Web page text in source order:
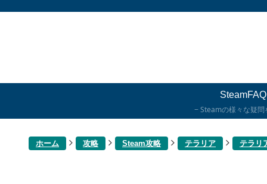
SteamFAQ
Steamの様々な疑問
ホーム 攻略 Steam攻略 テラリア テラリ